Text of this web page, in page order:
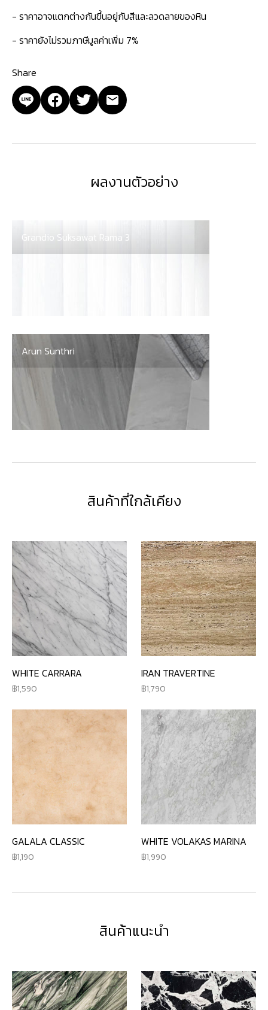
- ราคาอาจแตกต่างกันขึ้นอยู่กับสีและลวดลายของหิน
- ราคายังไม่รวมภาษีมูลค่าเพิ่ม 7%
Share
ผลงานตัวอย่าง
Grandio Suksawat Rama 3
Arun Sunthri
สินค้าที่ใกล้เคียง
WHITE CARRARA
1,590
IRAN TRAVERTINE
1,790
GALALA CLASSIC
1,190
WHITE VOLAKAS MARINA
1,990
สินค้าแนะนำ